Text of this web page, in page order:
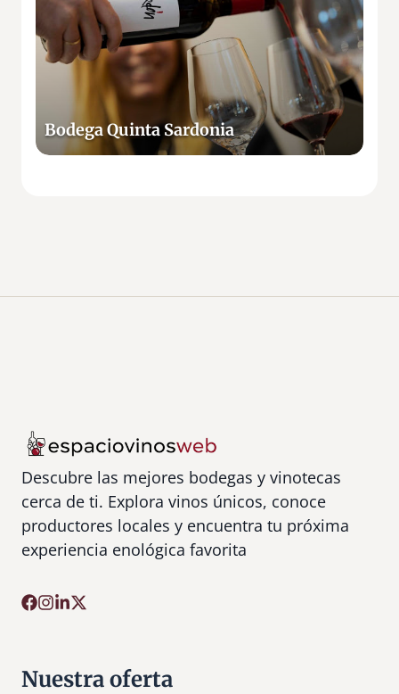
Bodega Quinta Sardonia
g
n
Descubre las mejores bodegas y vinotecas
cerca de ti. Explora vinos únicos, conoce
productores locales y encuentra tu próxima
experiencia enológica favorita
Nuestra oferta